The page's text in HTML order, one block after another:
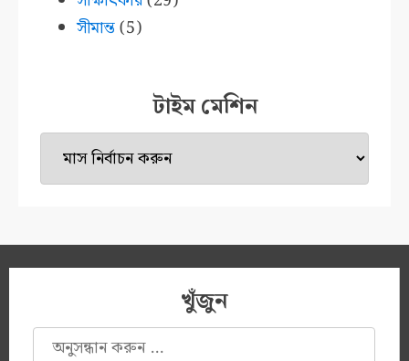
সীমান্ত(5)
টাইম মেশিন
টাইম
মেশিন
খুঁজুন
অনুসন্ধানঃ